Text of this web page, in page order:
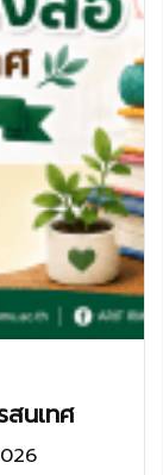
สนเทศ